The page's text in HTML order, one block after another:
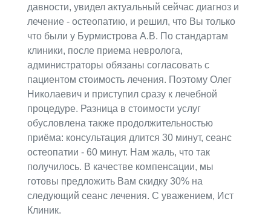
давности, увидел актуальный сейчас диагноз и
лечение - остеопатию, и решил, что Вы только
что были у Бурмистрова А.В. По стандартам
клиники, после приема невролога,
администраторы обязаны согласовать с
пациентом стоимость лечения. Поэтому Олег
Николаевич и приступил сразу к лечебной
процедуре. Разница в стоимости услуг
обусловлена также продолжительностью
приёма: консультация длится 30 минут, сеанс
остеопатии - 60 минут. Нам жаль, что так
получилось. В качестве компенсации, мы
готовы предложить Вам скидку 30% на
следующий сеанс лечения. С уважением, Ист
Клиник.